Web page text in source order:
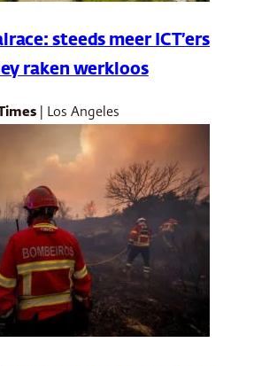
steeds meer ICT’ers
raken werkloos
| Los Angeles